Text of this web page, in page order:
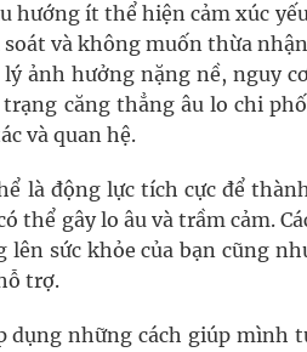
hướng ít thể hiện cảm xúc
và không muốn thừa
ảnh hưởng nặng nề, nguy
căng thẳng âu lo chi
và quan hệ.
là động lực tích cực để
thể gây lo âu và trầm cảm.
sức khỏe của bạn cũng
trợ.
dụng những cách giúp